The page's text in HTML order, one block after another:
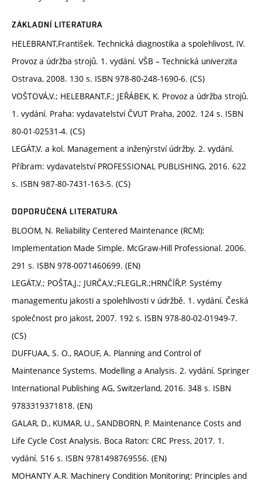
ZÁKLADNÍ LITERATURA
HELEBRANT,František. Technická diagnostika a spolehlivost, IV.
Provoz a údržba strojů. 1. vydání. VŠB – Technická univerzita
Ostrava, 2008. 130 s. ISBN 978-80-248-1690-6. (CS)
VOŠTOVÁ,V.; HELEBRANT,F.; JEŘÁBEK, K. Provoz a údržba strojů.
1. vydání. Praha: vydavatelství ČVUT Praha, 2002. 124 s. ISBN
80-01-02531-4. (CS)
LEGÁT,V. a kol. Management a inženýrství údržby. 2. vydání.
Příbram: vydavatelství PROFESSIONAL PUBLISHING, 2016. 622
s. ISBN 987-80-7431-163-5. (CS)
DOPORUČENÁ LITERATURA
BLOOM, N. Reliability Centered Maintenance (RCM):
Implementation Made Simple. McGraw-Hill Professional. 2006.
291 s. ISBN 978-0071460699. (EN)
LEGÁT,V.; POŠTA,J.; JURČA,V.;FLEGL,R.;HRNČÍŘ,P. Systémy
managementu jakosti a spolehlivosti v údržbě. 1. vydání. Česká
společnost pro jakost, 2007. 192 s. ISBN 978-80-02-01949-7.
(CS)
DUFFUAA, S. O., RAOUF, A. Planning and Control of
Maintenance Systems. Modelling a Analysis. 2. vydání. Springer
International Publishing AG, Switzerland, 2016. 348 s. ISBN
9783319371818. (EN)
GALAR, D., KUMAR, U., SANDBORN, P. Maintenance Costs and
Life Cycle Cost Analysis. Boca Raton: CRC Press, 2017. 1.
vydání. 516 s. ISBN 9781498769556. (EN)
MOHANTY A.R. Machinery Condition Monitoring: Principles and